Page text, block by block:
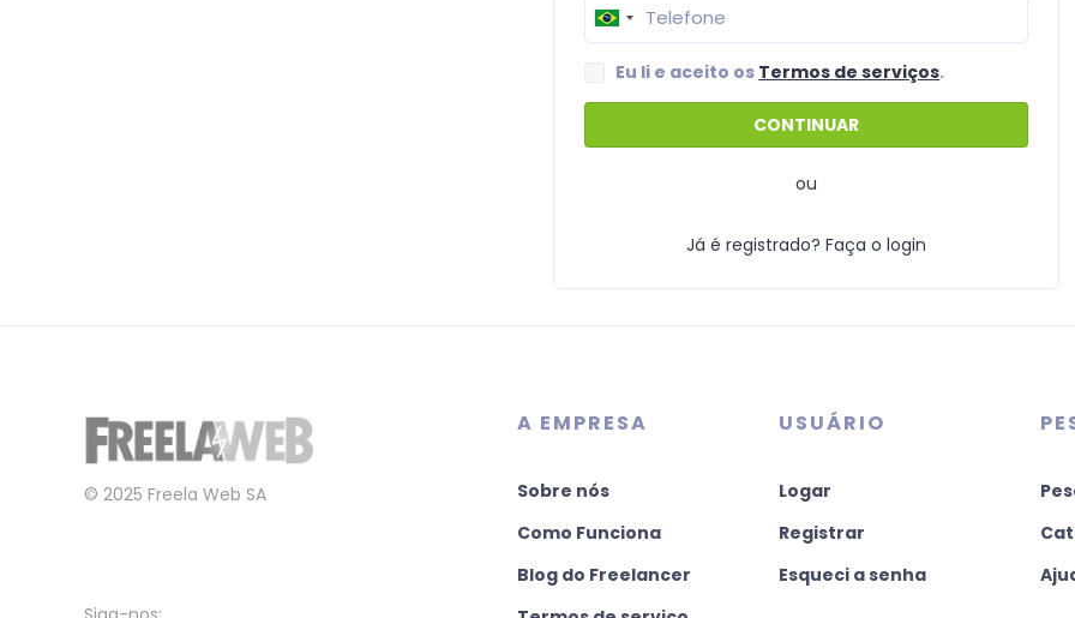
Eu li e aceito os Termos de serviços.
ou
Já é registrado? Faça o login
© 2025 Freela Web SA
A EMPRESA
Sobre nós
Como Funciona
Blog do Freelancer
USUÁRIO
Logar
Registrar
Esqueci a senha